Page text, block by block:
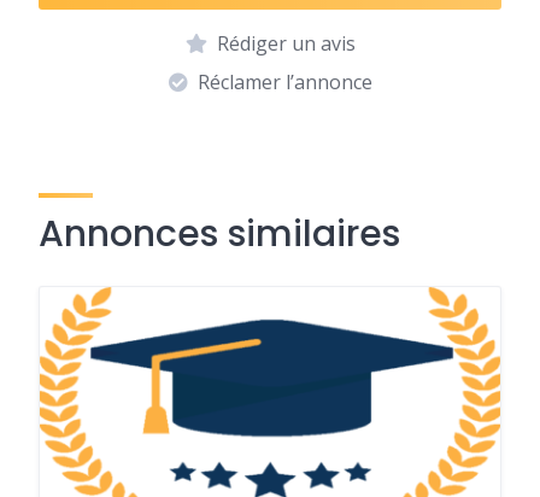
Rédiger un avis
Réclamer l’annonce
Annonces similaires